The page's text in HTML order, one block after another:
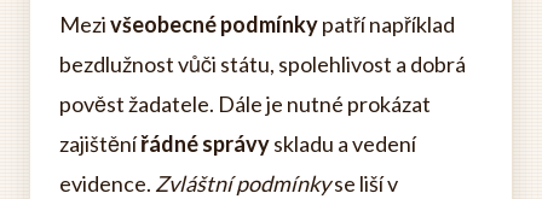
Mezivšeobecné podmínkypatří například
bezdlužnost vůči státu, spolehlivost a dobrá
pověst žadatele. Dále je nutné prokázat
zajištěnířádné správyskladu a vedení
evidence. Zvláštní podmínkyse liší v